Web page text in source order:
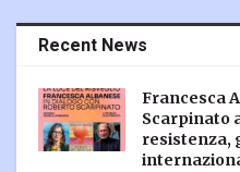
Recent News
Francesca
Scarpinato
resistenza,